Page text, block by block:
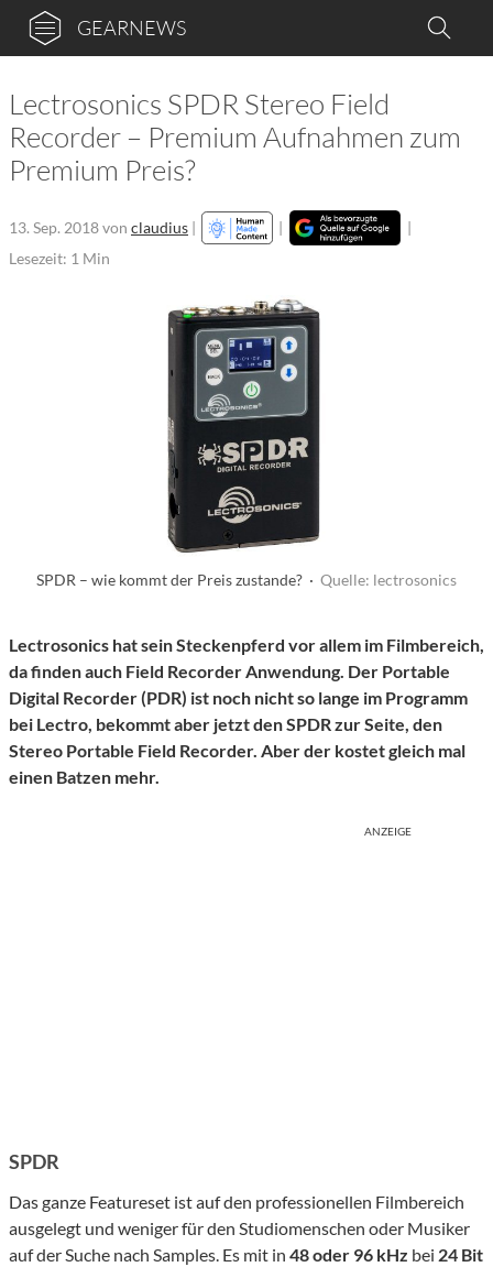
GEARNEWS
Lectrosonics SPDR Stereo Field
Recorder – Premium Aufnahmen zum
Premium Preis?
13. Sep. 2018von claudius | |
|
Lesezeit: 1 Min
SPDR – wie kommt der Preis zustande? · Quelle: lectrosonics
Lectrosonics hat sein Steckenpferd vor allem im Filmbereich,
da finden auch Field Recorder Anwendung. Der Portable
Digital Recorder (PDR) ist noch nicht so lange im Programm
bei Lectro, bekommt aber jetzt den SPDR zur Seite, den
Stereo Portable Field Recorder. Aber der kostet gleich mal
einen Batzen mehr.
ANZEIGE
SPDR
Das ganze Featureset ist auf den professionellen Filmbereich
ausgelegt und weniger für den Studiomenschen oder Musiker
auf der Suche nach Samples. Es mit in 48 oder 96 kHz bei 24 Bit